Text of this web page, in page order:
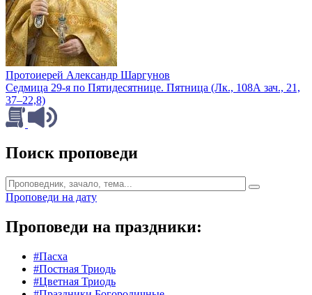
Протоиерей Александр Шаргунов
Седмица 29-я по Пятидесятнице. Пятница (Лк., 108А зач., 21,
37–22,8)
Поиск проповеди
Проповеди на дату
Проповеди на праздники:
#Пасха
#Постная Триодь
#Цветная Триодь